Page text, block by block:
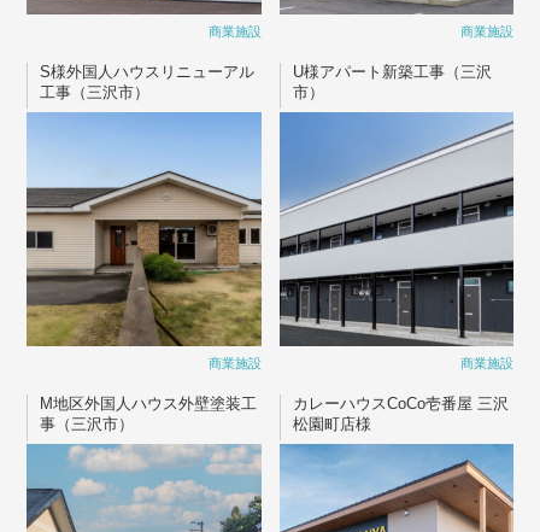
商業施設 商業施設
S様外国人ハウスリニューアル
工事（三沢市）
商業施設
U様アパート新築工事（三沢
市）
商業施設
M地区外国人ハウス外壁塗装工
事（三沢市）
カレーハウスCoCo壱番屋 三沢
松園町店様